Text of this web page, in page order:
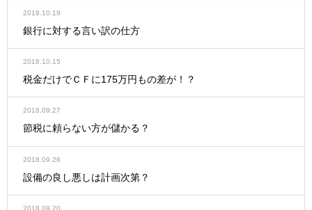
2018.10.19
銀行に対する言い訳の仕方
2018.10.15
税金だけでＣＦに175万円もの差が！？
2018.09.27
節税に頼らない方が儲かる？
2018.09.26
設備の良し悪しは計画次第？
2018.09.20